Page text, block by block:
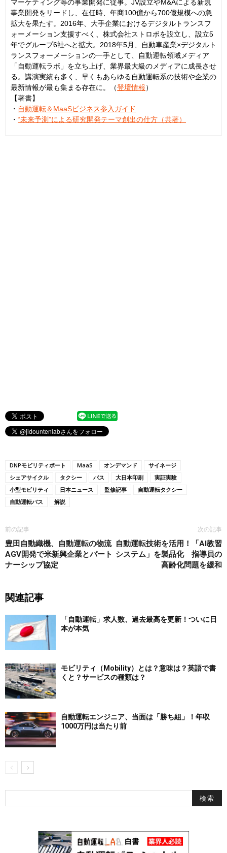
マーケティング等の事業開発に従事。JV設立やM&Aによる新規
事業開発をリードし、在任時、年商100億から700億規模への急
拡大を果たす。2016年、大手企業におけるデジタルトランスフ
ォーメーション支援すべく、株式会社ストロボを設立し、設立5
年でグループ6社へと拡大。2018年5月、自動車産業×デジタルト
ランスフォーメーションの一手として、自動運転領域メディア
「自動運転ラボ」を立ち上げ、業界最大級のメディアに成長させ
る。講演実績も多く、早くもあらゆる自動運転系の技術や企業の
最新情報が最も集まる存在に。（登壇情報）
【著書】
・ 自動運転＆MaaSビジネス参入ガイド
・ “未来予測”による研究開発テーマ創出の仕方（共著）
DNPモビリティポート MaaS オンデマンド
サイネージ
シェアサイクル
タクシー バス 大日本印刷
実証実験
小型モビリティ
日本ニュース 監修記事
自動運転タクシー
自動運転バス
解説
前の記事
豊田自動織機、自動運転の物流
AGV開発で米新興企業とパート
ナーシップ協定
次の記事
自動運転技術を活用！「AI教習
システム」を製品化 指導員の
高齢化問題を緩和
関連記事
「自動運転」求人数、過去最高を更新！ついに日
本が本気
モビリティ（Mobility）とは？意味は？英語で書
くと？サービスの種類は？
自動運転エンジニア、当面は「勝ち組」！年収
1000万円は当たり前